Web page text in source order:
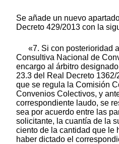
Se añade un nuevo
Decreto 429/2013 con la
«7. Si con posterioridad
Consultiva Nacional de
encargo al árbitro
23.3 del Real Decreto 1362/
que se regula la Comisión
Convenios Colectivos, y
correspondiente laudo, se
sea por acuerdo entre las
solicitante, la cuantía de la
ciento de la cantidad que le
haber dictado el